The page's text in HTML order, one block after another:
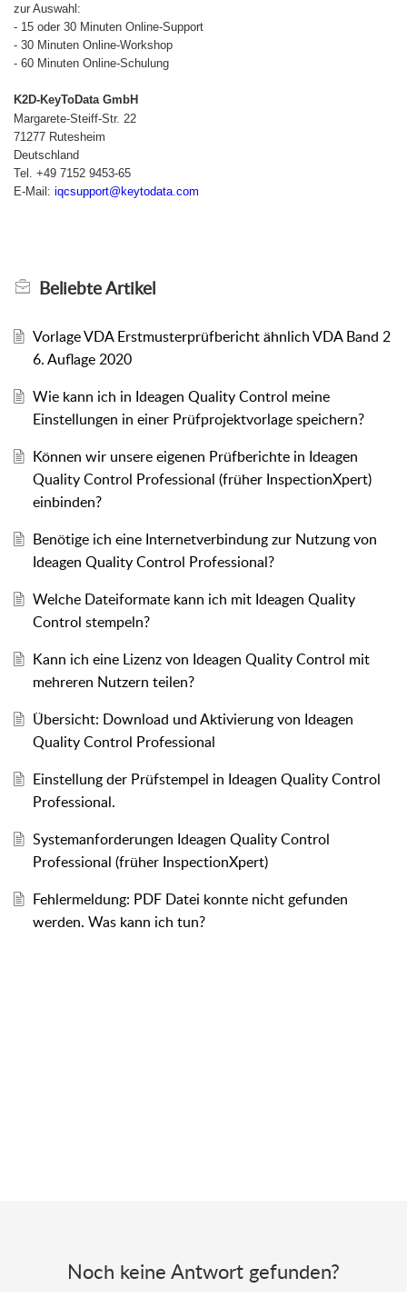
zur Auswahl:
- 15 oder 30 Minuten Online-Support
- 30 Minuten Online-Workshop
- 60 Minuten Online-Schulung
K2D-KeyToData GmbH
Margarete-Steiff-Str. 22
71277 Rutesheim
Deutschland
Tel. +49 7152 9453-65
E-Mail: iqcsupport@keytodata.com
BeliebteArtikel
Vorlage VDA Erstmusterprüfbericht ähnlich VDA Band 2
6. Auflage 2020
Wie kann ich in Ideagen Quality Control meine
Einstellungen in einer Prüfprojektvorlage speichern?
Können wir unsere eigenen Prüfberichte in Ideagen
Quality Control Professional (früher InspectionXpert)
einbinden?
Benötige ich eine Internetverbindung zur Nutzung von
Ideagen Quality Control Professional?
Welche Dateiformate kann ich mit Ideagen Quality
Control stempeln?
Kann ich eine Lizenz von Ideagen Quality Control mit
mehreren Nutzern teilen?
Übersicht: Download und Aktivierung von Ideagen
Quality Control Professional
Einstellung der Prüfstempel in Ideagen Quality Control
Professional.
Systemanforderungen Ideagen Quality Control
Professional (früher InspectionXpert)
Fehlermeldung: PDF Datei konnte nicht gefunden
werden. Was kann ich tun?
Noch keine Antwort gefunden?